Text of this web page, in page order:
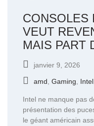
CONSOLES
VEUT
MAIS PART
janvier 9, 2026
amd Gaming Intel
Intel ne manque pas
présentation des
le géant américain